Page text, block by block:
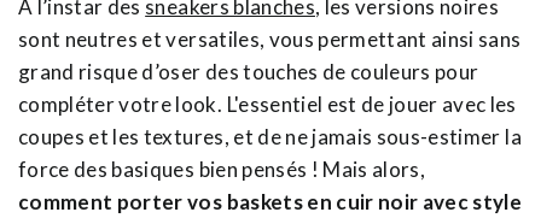
A l’instar des sneakers blanches, les versions noires
sont neutres et versatiles, vous permettant ainsi sans
grand risque d’oser des touches de couleurs pour
compléter votre look. L'essentiel est de jouer avec les
coupes et les textures, et de ne jamais sous-estimer la
force des basiques bien pensés ! Mais alors,
comment porter vos baskets en cuir noir avec style